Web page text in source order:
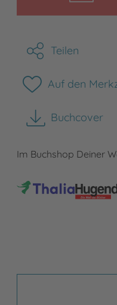
Teilen
Auf den
Buchcover
Im Buchshop Deiner